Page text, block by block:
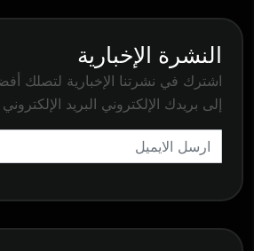
النشرة الإخبارية
اشترك في نشرتنا الإخبارية لتصلك
إلى بريدك الإلكتروني البريد الإلكتروني